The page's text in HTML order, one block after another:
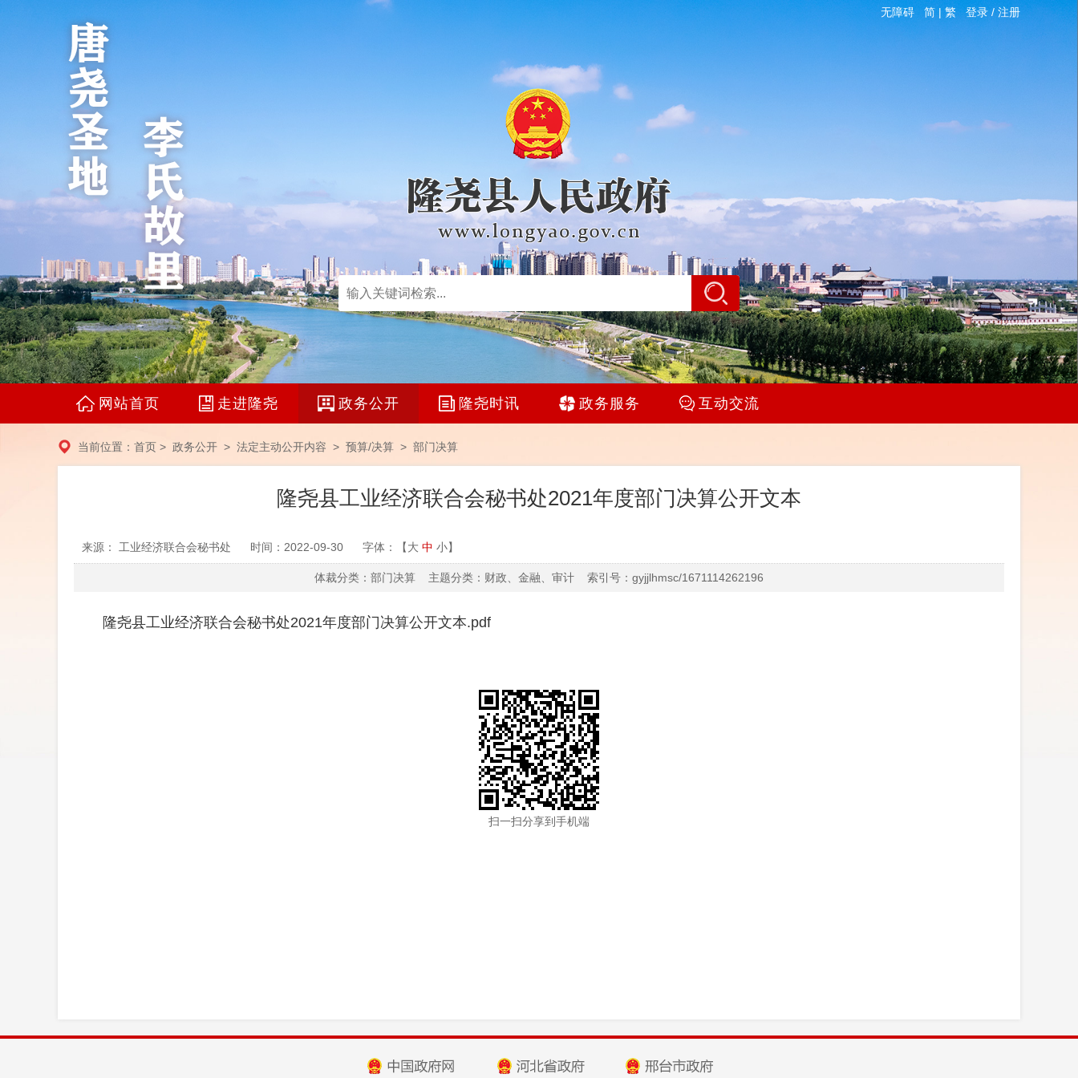
无障碍 简 |繁 登录/ 注册
网站首页 走进隆尧 政务公开 隆尧时讯 政务服务 互动交流
当前位置： 首页 > 政务公开 > 法定主动公开内容 > 预算/决算 > 部门决算
隆尧县工业经济联合会秘书处2021年度部门决算公开文本
来源： 工业经济联合会秘书处 时间：2022-09-30 字体：【大 中 小】
体裁分类：部门决算 主题分类：财政、金融、审计 索引号：gyjjlhmsc/1671114262196
隆尧县工业经济联合会秘书处2021年度部门决算公开文本.pdf
扫一扫分享到手机端